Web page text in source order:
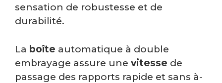
sensation de robustesse et de
durabilité.
La boîte automatique à double
embrayage assure une vitesse de
passage des rapports rapide et sans à-